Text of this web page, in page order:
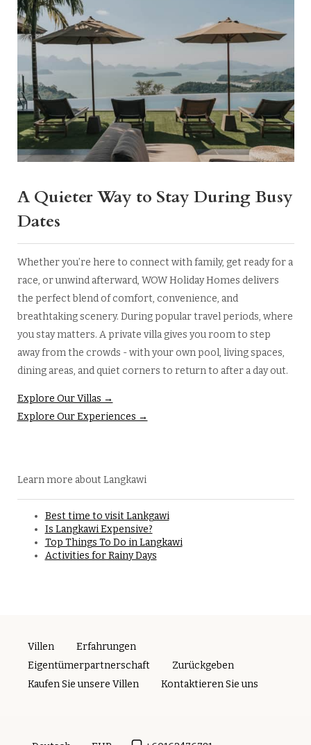
A Quieter Way to Stay During Busy
Dates
Whether you’re here to connect with family, get ready for a
race, or unwind afterward, WOW Holiday Homes delivers
the perfect blend of comfort, convenience, and
breathtaking scenery. During popular travel periods, where
you stay matters. A private villa gives you room to step
away from the crowds - with your own pool, living spaces,
dining areas, and quiet corners to return to after a day out.
Explore Our Villas →
Explore Our Experiences →
Learn more about Langkawi
Best time to visit Lankgawi
Is Langkawi Expensive?
Top Things To Do in Langkawi
Activities for Rainy Days
Villen
Erfahrungen
Eigentümerpartnerschaft
Zurückgeben
Kaufen Sie unsere Villen
Kontaktieren Sie uns